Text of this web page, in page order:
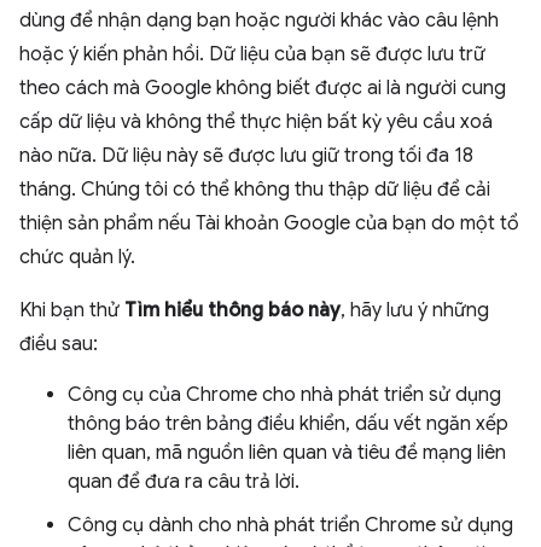
dùng để nhận dạng bạn hoặc người khác vào câu lệnh
hoặc ý kiến phản hồi. Dữ liệu của bạn sẽ được lưu trữ
theo cách mà Google không biết được ai là người cung
cấp dữ liệu và không thể thực hiện bất kỳ yêu cầu xoá
nào nữa. Dữ liệu này sẽ được lưu giữ trong tối đa 18
tháng. Chúng tôi có thể không thu thập dữ liệu để cải
thiện sản phẩm nếu Tài khoản Google của bạn do một tổ
chức quản lý.
Khi bạn thử Tìm hiểu thông báo này, hãy lưu ý những
điều sau:
Công cụ của Chrome cho nhà phát triển sử dụng
thông báo trên bảng điều khiển, dấu vết ngăn xếp
liên quan, mã nguồn liên quan và tiêu đề mạng liên
quan để đưa ra câu trả lời.
Công cụ dành cho nhà phát triển Chrome sử dụng